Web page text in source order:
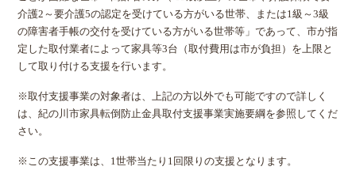
介護2～要介護5の認定を受けている方がいる世帯、または1級～3級
の障害者手帳の交付を受けている方がいる世帯等」であって、市が指
定した取付業者によって家具等3台（取付費用は市が負担）を上限と
して取り付ける支援を行います。
※取付支援事業の対象者は、上記の方以外でも可能ですので詳しく
は、紀の川市家具転倒防止金具取付支援事業実施要綱を参照してくだ
さい。
※この支援事業は、1世帯当たり1回限りの支援となります。